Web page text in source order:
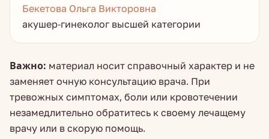
Бекетова Ольга Викторовна
акушер-гинеколог высшей категории
Важно: материал носит справочный характер и не
заменяет очную консультацию врача. При
тревожных симптомах, боли или кровотечении
незамедлительно обратитесь к своему лечащему
врачу или в скорую помощь.